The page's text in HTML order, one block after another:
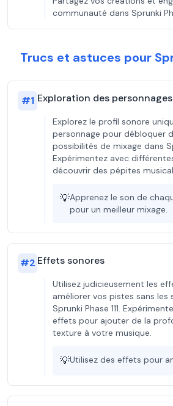
communauté dans Sprunki
Trucs et astuces pour
#1 Exploration des personnages
Explorez le profil sonore
personnage pour débloquer
possibilités de mixage dans
Expérimentez avec
découvrir des pépites
💡Apprenez le son de
pour un meilleur mixage.
#2 Effets sonores
Utilisez judicieusement les
améliorer vos pistes sans les
Sprunki Phase 111.
effets pour ajouter de la
texture à votre musique.
💡Utilisez des effets pour